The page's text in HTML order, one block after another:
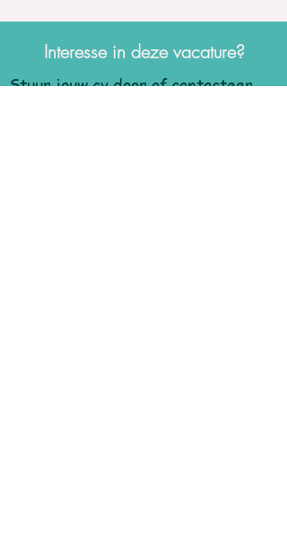
Interesse in deze vacature?
Stuur jouw cv door of contacteer